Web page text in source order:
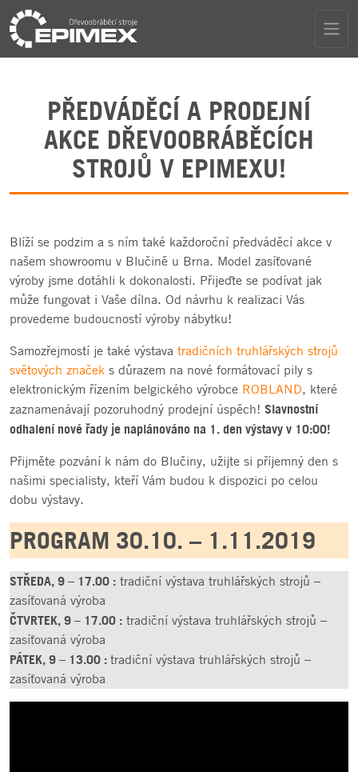
PŘEDVÁDĚCÍ A PRODEJNÍ
AKCE DŘEVOOBRÁBĚCÍCH
STROJŮ V EPIMEXU!
Blíží se podzim a s ním také každoroční předváděcí akce v
našem showroomu v Blučině u Brna. Model zasíťované
výroby jsme dotáhli k dokonalosti. Přijeďte se podívat jak
může fungovat i Vaše dílna. Od návrhu k realizaci Vás
provedeme budoucností výroby nábytku!
Samozřejmostí je také výstava tradičních truhlářských strojů
světových značek s důrazem na nové formátovací pily s
elektronickým řízením belgického výrobce ROBLAND, které
zaznamenávají pozoruhodný prodejní úspěch! Slavnostní
odhalení nové řady je naplánováno na 1. den výstavy v 10:00!
Přijměte pozvání k nám do Blučiny, užijte si příjemný den s
našimi specialisty, kteří Vám budou k dispozici po celou
dobu výstavy.
PROGRAM 30.10. – 1.11.2019
STŘEDA, 9 – 17.00 : tradiční výstava truhlářských strojů –
zasíťovaná výroba
ČTVRTEK, 9 – 17.00 : tradiční výstava truhlářských strojů –
zasíťovaná výroba
PÁTEK, 9 – 13.00 : tradiční výstava truhlářských strojů –
zasíťovaná výroba